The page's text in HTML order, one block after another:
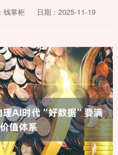
钱掌柜
日期：2025-11-19